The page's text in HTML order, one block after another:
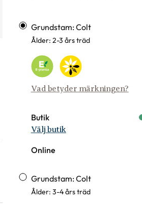
Grundstam: Colt
Ålder: 2-3 års träd
Vad betyder märkningen?
Butik
Välj butik
Online
Grundstam: Colt
Ålder: 3-4 års träd